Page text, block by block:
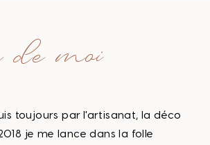
de moi
toujours par l'artisanat, la déco
je me lance dans la folle